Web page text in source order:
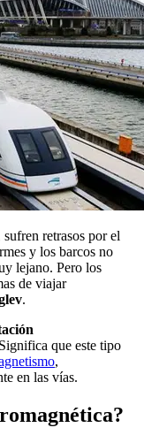
retrasos por el
y los barcos no
lejano. Pero los
de viajar
.
que este tipo
,
en las vías.